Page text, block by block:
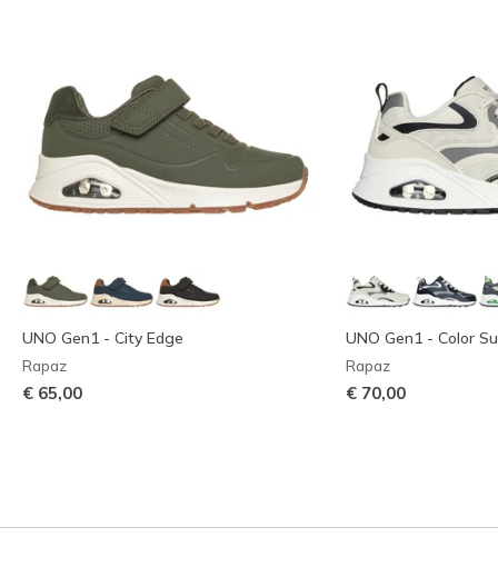
UNO Gen1 - City Edge
Rapaz
€ 65,00
UNO Gen1 - Color
Rapaz
€ 70,00